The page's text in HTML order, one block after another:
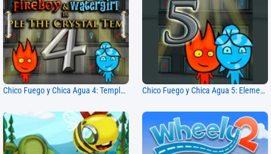
Chico Fuego y Chica Agua 4: Templo de Cristal Chico Fuego y Chica Agua 5: Elementos